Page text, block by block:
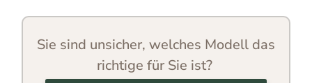
Sie sind unsicher, welches Modell das
richtige für Sie ist?